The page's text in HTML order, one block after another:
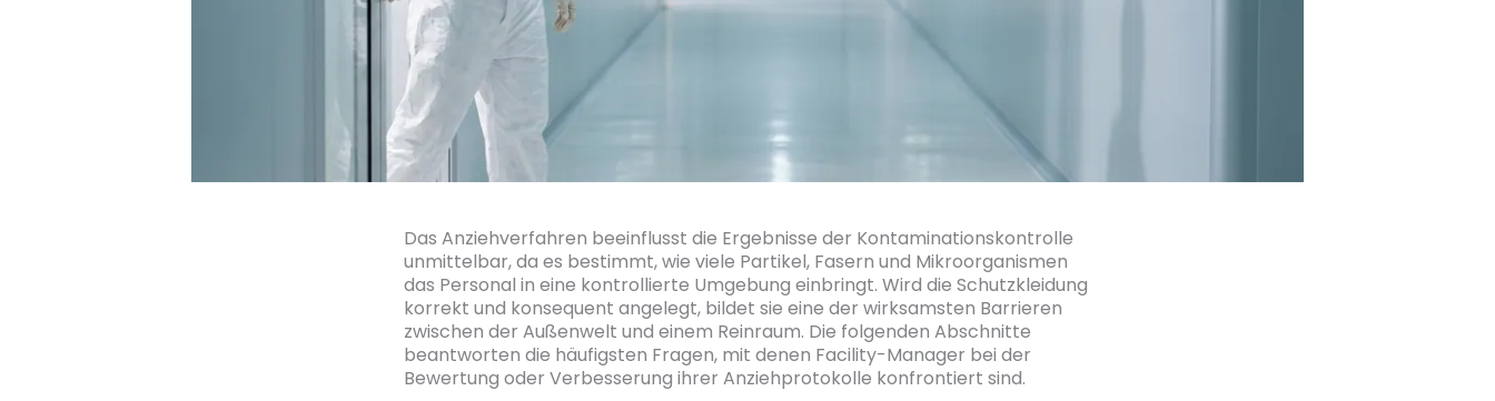
Das Anziehverfahren beeinflusst die Ergebnisse der Kontaminationskontrolle
unmittelbar, da es bestimmt, wie viele Partikel, Fasern und Mikroorganismen
das Personal in eine kontrollierte Umgebung einbringt. Wird die Schutzkleidung
korrekt und konsequent angelegt, bildet sie eine der wirksamsten Barrieren
zwischen der Außenwelt und einem Reinraum. Die folgenden Abschnitte
beantworten die häufigsten Fragen, mit denen Facility-Manager bei der
Bewertung oder Verbesserung ihrer Anziehprotokolle konfrontiert sind.